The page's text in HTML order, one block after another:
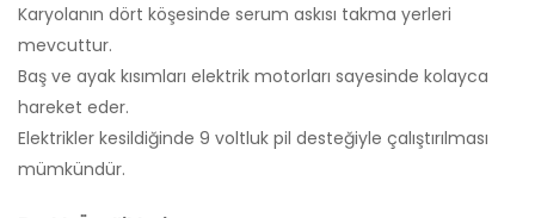
Karyolanın dört köşesinde serum askısı takma yerleri
mevcuttur.
Baş ve ayak kısımları elektrik motorları sayesinde kolayca
hareket eder.
Elektrikler kesildiğinde 9 voltluk pil desteğiyle çalıştırılması
mümkündür.